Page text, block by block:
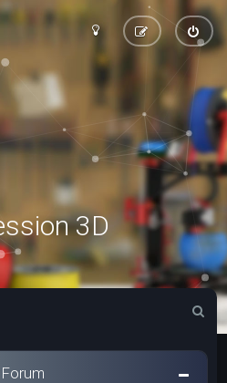
3D
c
Forum